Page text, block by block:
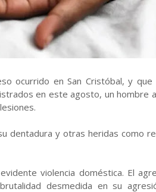
ocurrido en San Cristóbal, y
en este agosto, un hombre
dentadura y otras heridas como
violencia doméstica. El
desmedida en su